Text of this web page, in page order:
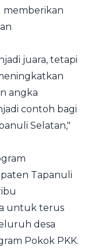
memberikan
juara, tetapi
angka
contoh bagi
Selatan,"
Tapanuli
untuk terus
desa
Pokok PKK.